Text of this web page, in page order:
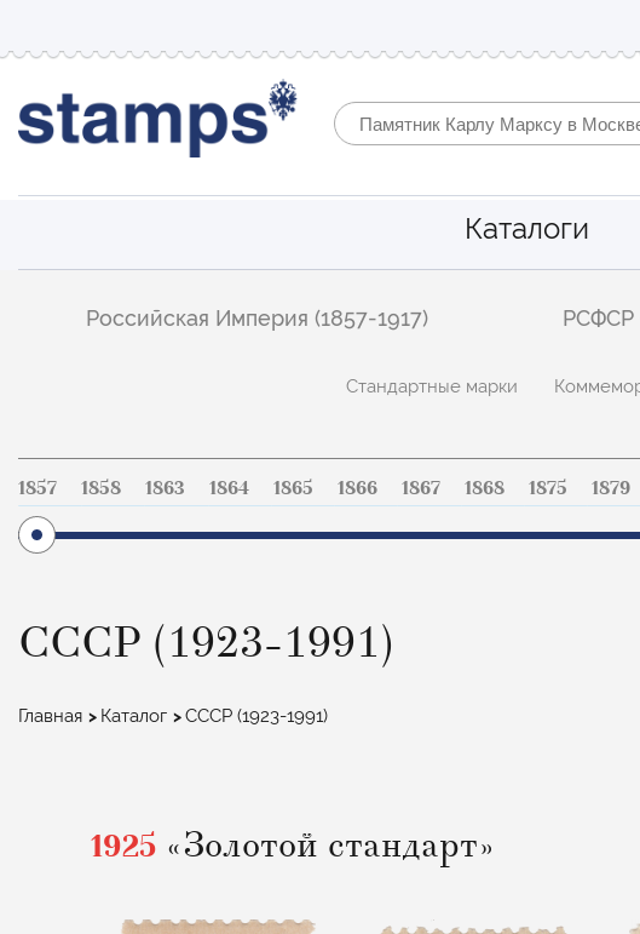
Каталоги
Российская Империя (1857-1917) РСФСР
Стандартные марки
1857 1858 1863 1864 1865 1866 1867 1868 1875 1879
СССР (1923-1991)
Строка
Главная Каталог СССР (1923-1991)
1925 «Золотой стандарт»